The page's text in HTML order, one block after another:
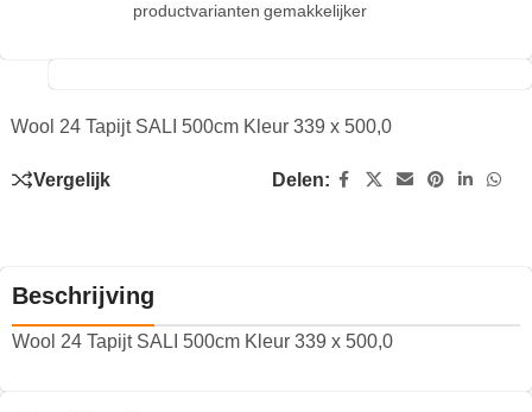
productvarianten gemakkelijker
Wool 24 Tapijt SALI 500cm Kleur 339 x 500,0
Vergelijk Delen:
Beschrijving
Wool 24 Tapijt SALI 500cm Kleur 339 x 500,0